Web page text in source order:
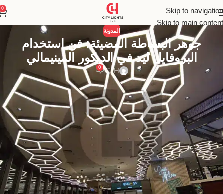
Skip to navigation
Skip to main content
0
المدونة
جوهر البساطة المضيئة: فن استخدام
البروفايل ليد في الديكور المينيمالي
CLH
0
اكتشف عالم إضاءة لينير ليد
، سر التصميم الداخلي الحديث.
دليلك الشامل لعام 2025 لاستخدام
بروفايل ليد
الإضاءة
المخفية لخلق مساحات معمارية أنيقة ومبتكرة.
فن إضاءة اللينير ليد: الدليل الشامل لرسم
الخطوط المضيئة في التصميم المعماري الحديث
في المشهد المتطور باستمرار للتصميم الداخلي، هناك ثورة هادئة تحدث،
ثورة تعيد تعريف علاقتنا بالضوء والعمارة. لقد انتقلنا من عصر كانت فيه